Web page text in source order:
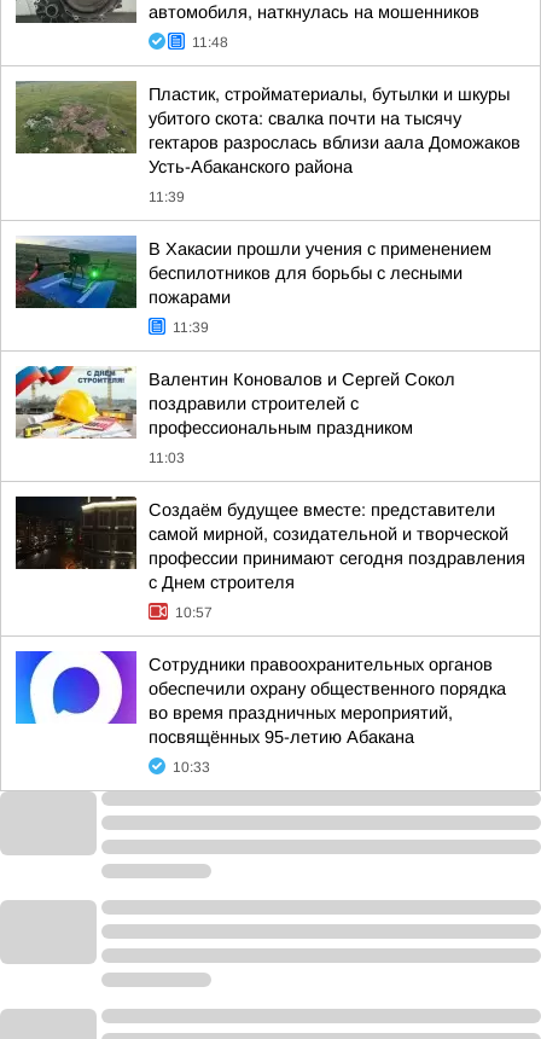
автомобиля, наткнулась на мошенников
11:48
Пластик, стройматериалы, бутылки и шкуры
убитого скота: свалка почти на тысячу
гектаров разрослась вблизи аала Доможаков
Усть-Абаканского района
11:39
В Хакасии прошли учения с применением
беспилотников для борьбы с лесными
пожарами
11:39
Валентин Коновалов и Сергей Сокол
поздравили строителей с
профессиональным праздником
11:03
Создаём будущее вместе: представители
самой мирной, созидательной и творческой
профессии принимают сегодня поздравления
с Днем строителя
10:57
Сотрудники правоохранительных органов
обеспечили охрану общественного порядка
во время праздничных мероприятий,
посвящённых 95-летию Абакана
10:33